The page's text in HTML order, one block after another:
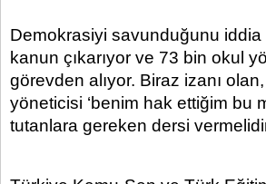
Demokrasiyi savunduğunu iddia
kanun çıkarıyor ve 73 bin okul
görevden alıyor. Biraz izanı
yöneticisi ‘benim hak ettiğim bu
tutanlara gereken dersi